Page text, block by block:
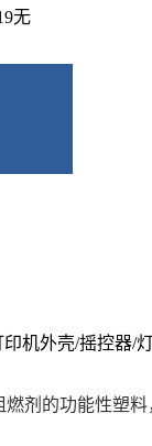
无
机外壳/摇控器/
燃剂 的功能性塑料